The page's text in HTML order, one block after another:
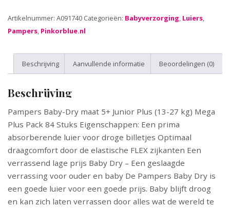
Artikelnummer: A091740 Categorieën: Babyverzorging, Luiers,
Pampers, Pinkorblue.nl
Beschrijving Aanvullende informatie Beoordelingen (0)
Beschrijving
Pampers Baby-Dry maat 5+ Junior Plus (13-27 kg) Mega
Plus Pack 84 Stuks Eigenschappen: Een prima
absorberende luier voor droge billetjes Optimaal
draagcomfort door de elastische FLEX zijkanten Een
verrassend lage prijs Baby Dry – Een geslaagde
verrassing voor ouder en baby De Pampers Baby Dry is
een goede luier voor een goede prijs. Baby blijft droog
en kan zich laten verrassen door alles wat de wereld te